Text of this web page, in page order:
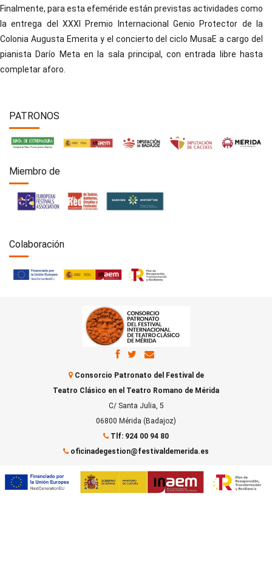
Finalmente, para esta efeméride están previstas actividades como
la entrega del XXXI Premio Internacional Genio Protector de la
Colonia Augusta Emerita y el concierto del ciclo MusaE a cargo del
pianista Darío Meta en la sala principal, con entrada libre hasta
completar aforo.
PATRONOS
Miembro de
Colaboración
Consorcio Patronato del Festival de
Teatro Clásico en el Teatro Romano de Mérida
C/ Santa Julia, 5
06800 Mérida (Badajoz)
Tlf: 924 00 94 80
oficinadegestion@festivaldemerida.es